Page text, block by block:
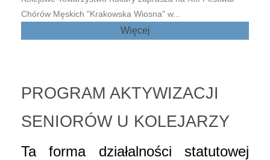
Chórów Męskich "Krakowska Wiosna" w...
Więcej
PROGRAM AKTYWIZACJI
SENIORÓW U KOLEJARZY
Ta forma działalności statutowej